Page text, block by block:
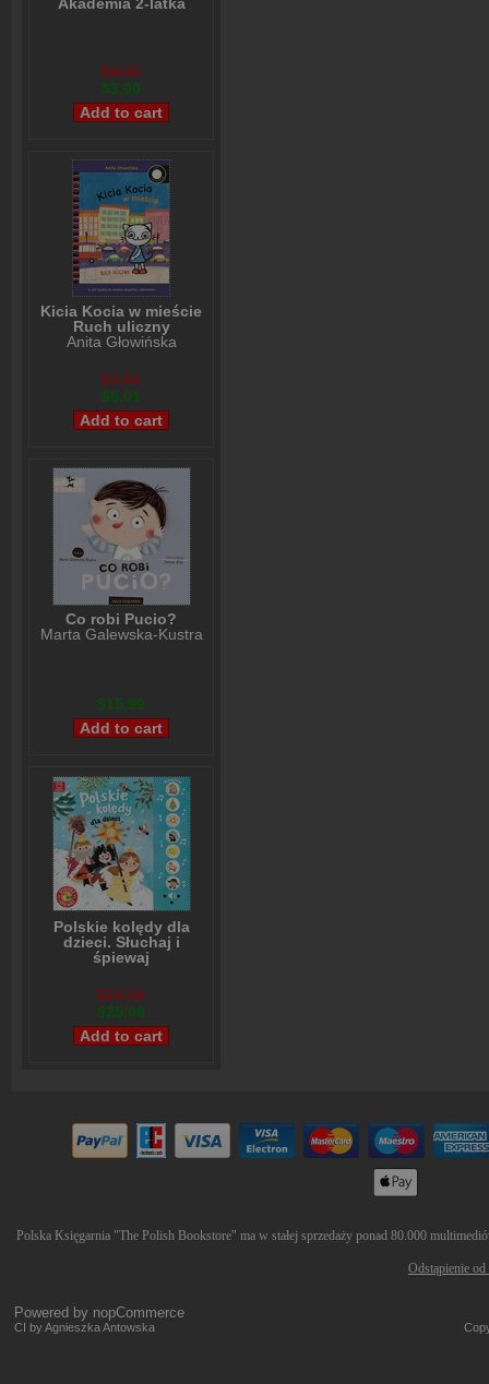
$4,00
$3,00
Kicia Kocia w mieście
Ruch uliczny
Anita Głowińska
$7,01
$6,01
Co robi Pucio?
Marta Galewska-Kustra
$15,99
Polskie kolędy dla
dzieci. Słuchaj i
śpiewaj
$26,08
$25,08
Polska Księgarnia "The Polish Bookstore" ma w stałej sprzedaży ponad 80.000
Odstąpienie
Powered by nopCommerce
CI by Agnieszka Antowska